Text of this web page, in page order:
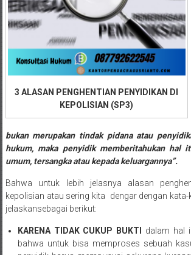
Batang/Brebes/
Purworejo,
Kebumen/Magelang/Temanggung/
Batu/
Blitar/Surabaya/Palembang/
selatan/
Jakarta
Pusat/
Karawang/
Lampung
Barat/
Lampung
Timur/Lampung/
Jambi/
3 ALASAN PENGHENTIAN PENYIDIKAN DI
KEPOLISIAN (SP3)
bukan merupakan tindak pidana atau
hukum, maka penyidik memberitahukan hal
umum, tersangka atau kepada keluargannya”.
Bahwa untuk lebih jelasnya alasan
kepolisian atau sering kita dengar dengan kata-
jelaskansebagai berikut:
KARENA TIDAK CUKUP BUKTI
dalam hal
bahwa untuk bisa memproses sebuah